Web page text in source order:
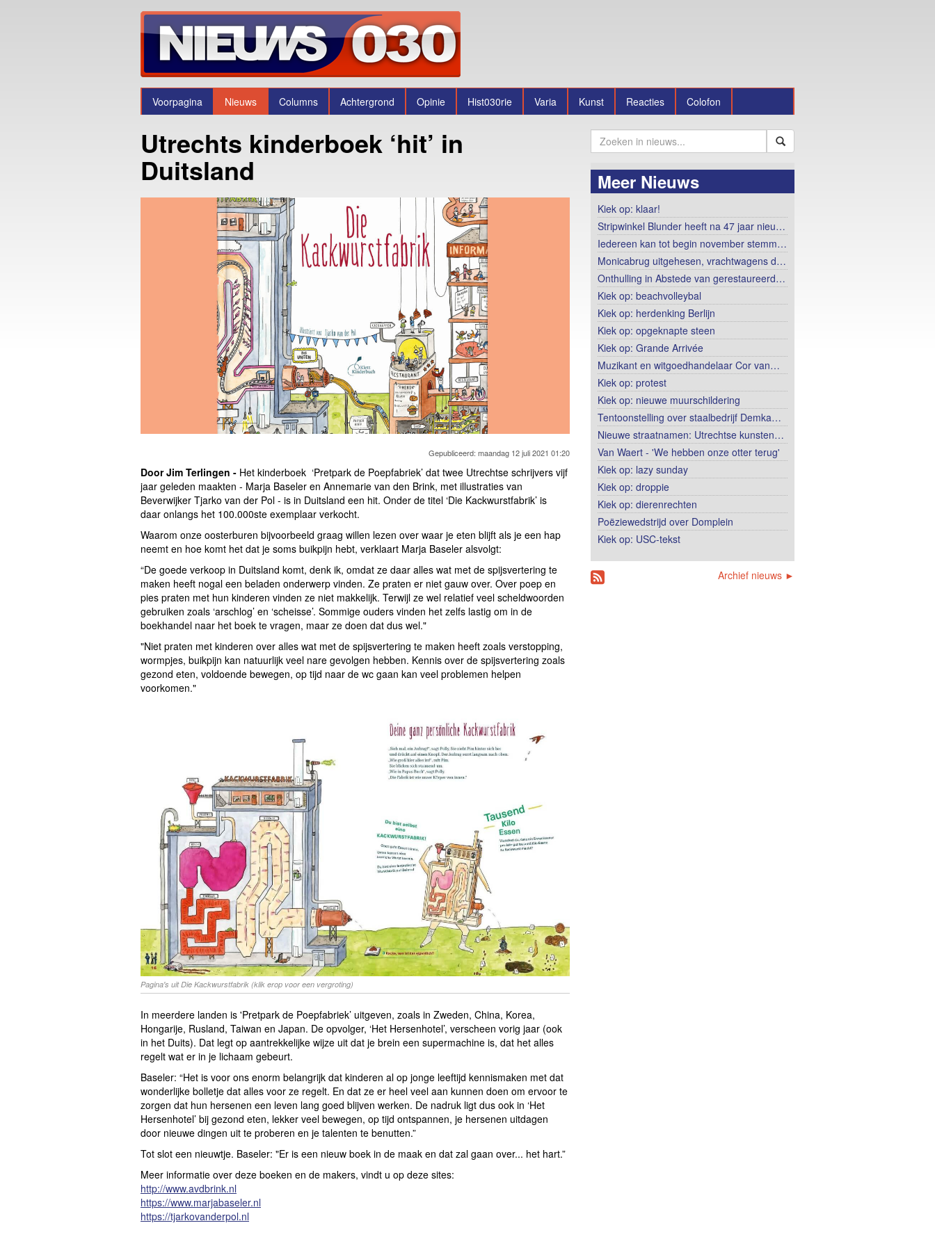
Voorpagina Nieuws Columns Achtergrond Opinie Hist030rie Varia Kunst Reacties Colofon
Utrechts kinderboek ‘hit’ in
Duitsland
Gepubliceerd: maandag 12 juli 2021 01:20
Door Jim Terlingen - Het kinderboek ‘Pretpark de Poepfabriek’ dat twee Utrechtse schrijvers vijf
jaar geleden maakten - Marja Baseler en Annemarie van den Brink, met illustraties van
Beverwijker Tjarko van der Pol - is in Duitsland een hit. Onder de titel ‘Die Kackwurstfabrik’ is
daar onlangs het 100.000ste exemplaar verkocht.
Waarom onze oosterburen bijvoorbeeld graag willen lezen over waar je eten blijft als je een hap
neemt en hoe komt het dat je soms buikpijn hebt, verklaart Marja Baseler alsvolgt:
“De goede verkoop in Duitsland komt, denk ik, omdat ze daar alles wat met de spijsvertering te
maken heeft nogal een beladen onderwerp vinden. Ze praten er niet gauw over. Over poep en
pies praten met hun kinderen vinden ze niet makkelijk. Terwijl ze wel relatief veel scheldwoorden
gebruiken zoals ‘arschlog’ en ‘scheisse’. Sommige ouders vinden het zelfs lastig om in de
boekhandel naar het boek te vragen, maar ze doen dat dus wel."
"Niet praten met kinderen over alles wat met de spijsvertering te maken heeft zoals verstopping,
wormpjes, buikpijn kan natuurlijk veel nare gevolgen hebben. Kennis over de spijsvertering zoals
gezond eten, voldoende bewegen, op tijd naar de wc gaan kan veel problemen helpen
voorkomen."
Pagina's uit Die Kackwurstfabrik (klik erop voor een vergroting)
In meerdere landen is 'Pretpark de Poepfabriek’ uitgeven, zoals in Zweden, China, Korea,
Hongarije, Rusland, Taiwan en Japan. De opvolger, ‘Het Hersenhotel’, verscheen vorig jaar (ook
in het Duits). Dat legt op aantrekkelijke wijze uit dat je brein een supermachine is, dat het alles
regelt wat er in je lichaam gebeurt.
Baseler: “Het is voor ons enorm belangrijk dat kinderen al op jonge leeftijd kennismaken met dat
wonderlijke bolletje dat alles voor ze regelt. En dat ze er heel veel aan kunnen doen om ervoor te
zorgen dat hun hersenen een leven lang goed blijven werken. De nadruk ligt dus ook in ‘Het
Hersenhotel’ bij gezond eten, lekker veel bewegen, op tijd ontspannen, je hersenen uitdagen
door nieuwe dingen uit te proberen en je talenten te benutten.”
Tot slot een nieuwtje. Baseler: "Er is een nieuw boek in de maak en dat zal gaan over... het hart.”
Meer informatie over deze boeken en de makers, vindt u op deze sites:
http://www.avdbrink.nl
https://www.marjabaseler.nl
https://tjarkovanderpol.nl
Meer Nieuws
Kiek op: klaar!
Stripwinkel Blunder heeft na 47 jaar nieu…
Iedereen kan tot begin november stemm…
Monicabrug uitgehesen, vrachtwagens d…
Onthulling in Abstede van gerestaureerd…
Kiek op: beachvolleybal
Kiek op: herdenking Berlijn
Kiek op: opgeknapte steen
Kiek op: Grande Arrivée
Muzikant en witgoedhandelaar Cor van…
Kiek op: protest
Kiek op: nieuwe muurschildering
Tentoonstelling over staalbedrijf Demka…
Nieuwe straatnamen: Utrechtse kunsten…
Van Waert - 'We hebben onze otter terug'
Kiek op: lazy sunday
Kiek op: droppie
Kiek op: dierenrechten
Poëziewedstrijd over Domplein
Kiek op: USC-tekst
Archief nieuws ►